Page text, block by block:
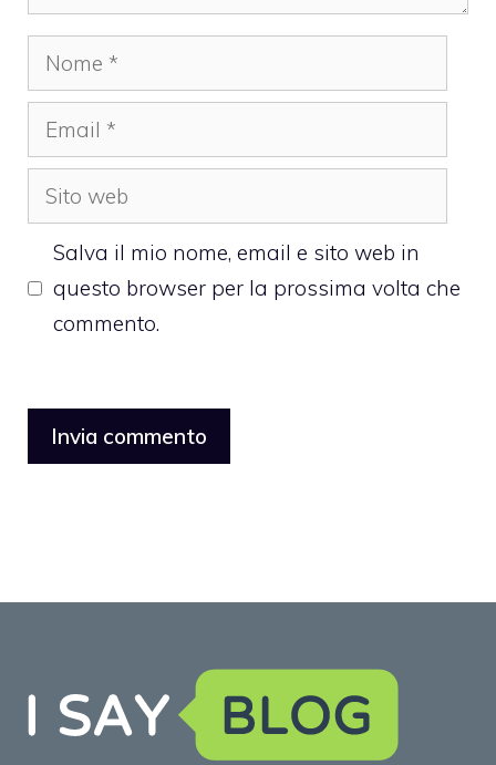
Nome
Email
Sito
web
Salva il mio nome, email e sito web in
questo browser per la prossima volta che
commento.